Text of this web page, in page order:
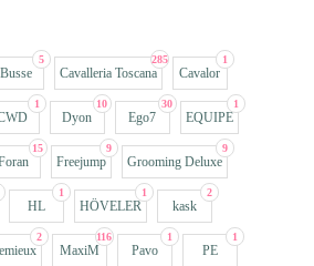
5
Busse
285
Cavalleria Toscana
1
Cavalor
1 10
Dyon
30
Ego7
1
EQUIPE
15 9
Freejump
9
Grooming Deluxe
1
HL
1
HÖVELER
2
kask
2 116
MaxiM
1
Pavo
1
PE